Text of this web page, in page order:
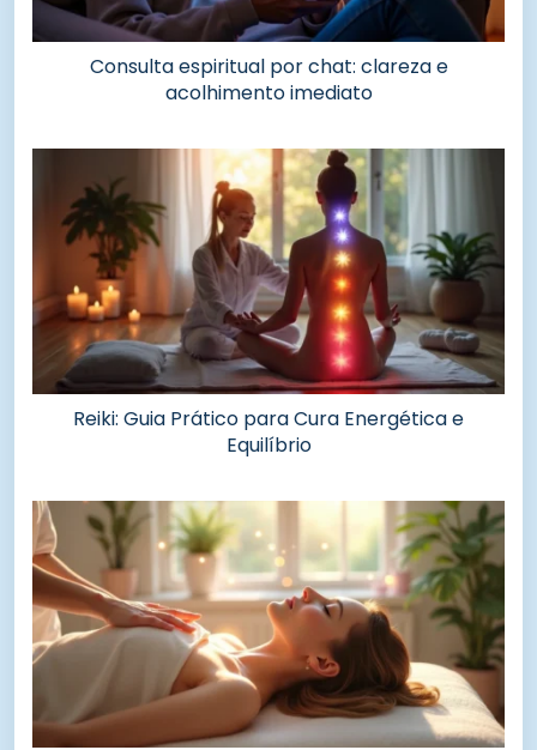
Consulta espiritual por chat: clareza e
acolhimento imediato
Reiki: Guia Prático para Cura Energética e
Equilíbrio